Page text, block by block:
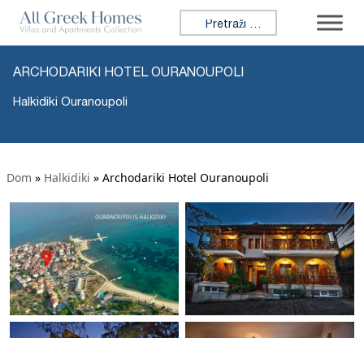
Tražiti:
ARCHODARIKI HOTEL OURANOUPOLI
Halkidiki Ouranoupoli
Dom » Halkidiki » Archodariki Hotel Ouranoupoli